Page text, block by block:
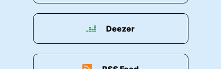
00:01:49: Das ist eine, darüber reden wir gleich
aber können wir sogar noch mehr
00:01:51: machen?
00:01:53: Natürlich, man kann mit allen
Deezer